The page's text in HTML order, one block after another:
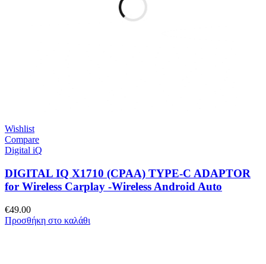
Wishlist
Compare
Digital iQ
DIGITAL IQ X1710 (CPAA) TYPE-C ADAPTOR
for Wireless Carplay -Wireless Android Auto
€49.00
Προσθήκη στο καλάθι